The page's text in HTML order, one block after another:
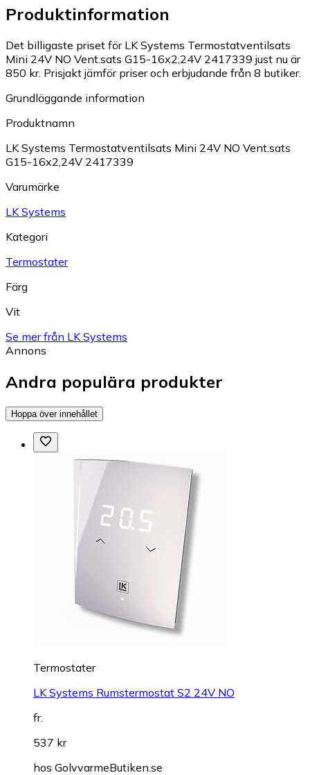
Produktinformation
Det billigaste priset för LK Systems Termostatventilsats
Mini 24V NO Vent.sats G15-16x2,24V 2417339 just nu är
850 kr. Prisjakt jämför priser och erbjudande från 8 butiker.
Grundläggande information
Produktnamn
LK Systems Termostatventilsats Mini 24V NO Vent.sats
G15-16x2,24V 2417339
Varumärke
LK Systems
Kategori
Termostater
Färg
Vit
Se mer från LK Systems
Annons
Andra populära produkter
Hoppa över innehållet
Termostater
LK Systems Rumstermostat S2 24V NO
fr.
537 kr
hos GolvvarmeButiken.se